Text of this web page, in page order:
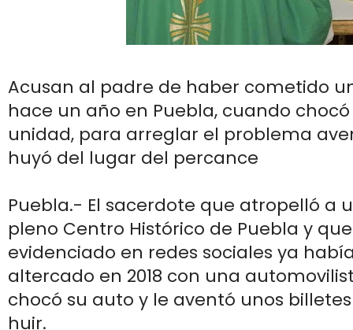
Acusan al padre de haber cometido
hace un año en Puebla, cuando
unidad, para arreglar el problema
huyó del lugar del percance
Puebla.- El sacerdote que atropelló a
pleno Centro Histórico de Puebla y
evidenciado en redes sociales ya
altercado en 2018 con una
chocó su auto y le aventó unos
huir.